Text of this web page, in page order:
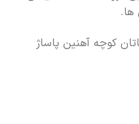
ها.
کوچه آهنین پاساژ